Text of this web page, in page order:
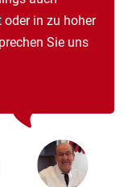
oder in zu hoher
Sie uns